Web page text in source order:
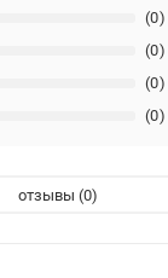
(0)
(0)
(0)
(0)
отзывы